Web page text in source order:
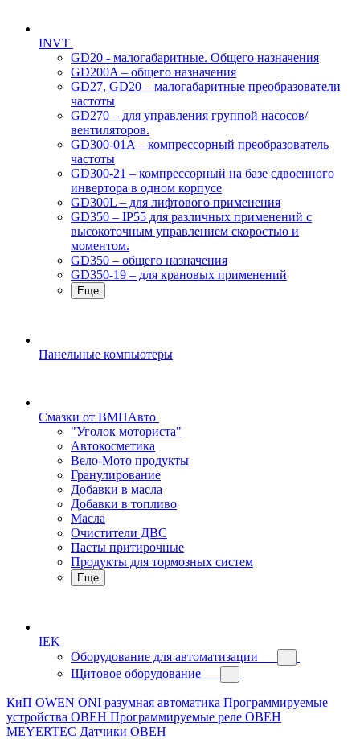
INVT
GD20 - малогабаритные. Общего назначения
GD200A – общего назначения
GD27, GD20 – малогабаритные преобразователи
частоты
GD270 – для управления группой насосов/
вентиляторов.
GD300-01A – компрессорный преобразователь
частоты
GD300-21 – компрессорный на базе сдвоенного
инвертора в одном корпусе
GD300L – для лифтового применения
GD350 – IP55 для различных применений с
высокоточным управлением скоростью и
моментом.
GD350 – общего назначения
GD350-19 – для крановых применений
Еще
Панельные компьютеры
Смазки от ВМПАвто
"Уголок моториста"
Автокосметика
Вело-Мото продукты
Гранулирование
Добавки в масла
Добавки в топливо
Масла
Очистители ДВС
Пасты притирочные
Продукты для тормозных систем
Еще
IEK
Оборудование для автоматизации
Щитовое оборудование
КиП OWEN ONI разумная автоматика Программируемые
устройства ОВЕН Программируемые реле ОВЕН
MEYERTEC Датчики ОВЕН